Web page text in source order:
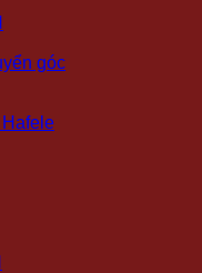
góc